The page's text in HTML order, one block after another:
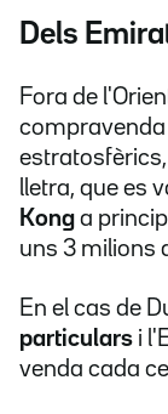
Dels
Fora de
compravenda
lletra, que es
Kong a
uns 3 milions
En el cas de
particulars i
venda cada